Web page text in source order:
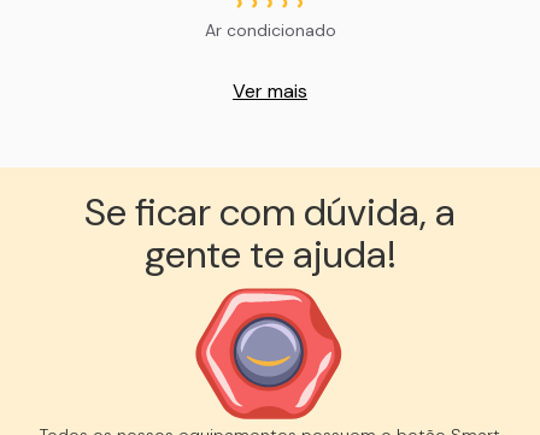
Ar condicionado
Ver mais
Se ficar com dúvida, a
gente te ajuda!︎